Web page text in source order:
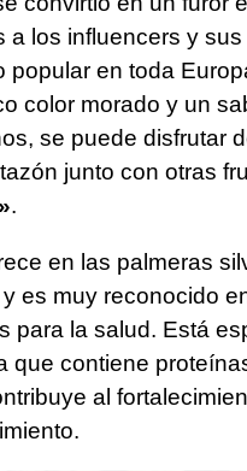
a los influencers y sus
popular en toda
color morado y un
se puede disfrutar
junto con otras
.
en las palmeras
y es muy reconocido
para la salud. Está
que contiene
al